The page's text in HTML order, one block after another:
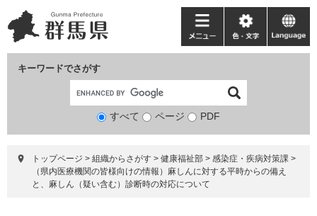
ー
ジ
ニ
ュ
て
キーワードでさがす
検
象
すべて ページ PDF
メ
ニ
ー
色・
文
language
トップページ > 組織からさがす > 健康福祉部 > 感染症・疾病対策課 >
（県内医療機関の皆様向けの情報）麻しんに対する平時からの備え
と、麻しん（疑い含む）診断時の対応について